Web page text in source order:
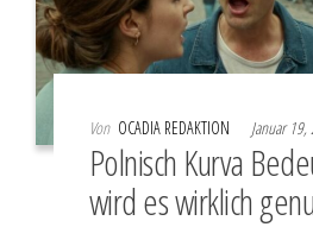
Von OCADIA REDAKTION Januar
Polnisch Kurva
wird es wirklich